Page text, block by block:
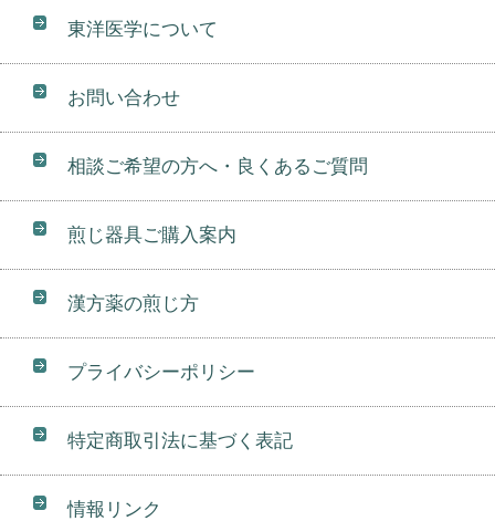
東洋医学について
お問い合わせ
相談ご希望の方へ・良くあるご質問
煎じ器具ご購入案内
漢方薬の煎じ方
プライバシーポリシー
特定商取引法に基づく表記
情報リンク